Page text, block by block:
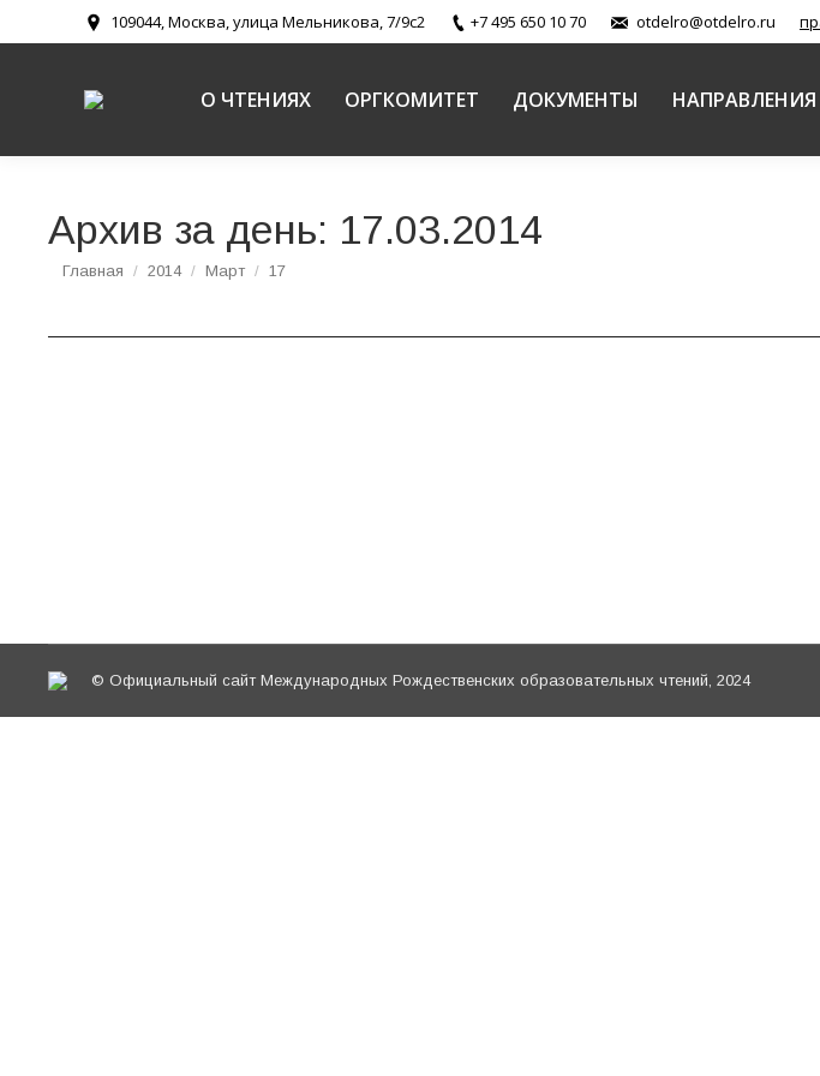
109044, Москва, улица Мельникова, 7/9с2 +7 495 650 10 70 otdelro@otdelro.ru
О ЧТЕНИЯХ ОРГКОМИТЕТ ДОКУМЕНТЫ НАПРАВЛЕНИЯ
Архив за день: 17.03.2014
Вы здесь:
Главная 2014 Март 17
© Официальный сайт Международных Рождественских образовательных чтений, 2024